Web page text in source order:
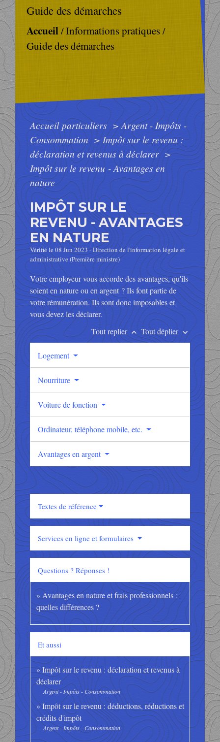
Guide des démarches
Accueil/Informations pratiques/
Guide des démarches
Accueil particuliers>Argent - Impôts -
Consommation>Impôt sur le revenu :
déclaration et revenus à déclarer>
Impôt sur le revenu - Avantages en
nature
IMPÔT SUR LE
REVENU - AVANTAGES
EN NATURE
Vérifié le 08 Jun 2023 - Direction de l'information légale et
administrative (Première ministre)
Votre employeur vous accorde des avantages, qu'ils
soient en nature ou en argent ? Ils font partie de
votre rémunération. Ils sont donc imposables et
vous devez les déclarer.
Tout replier keyboard_arrow_up Tout déplier keyboard_arrow_down
Logement
Nourriture
Voiture de fonction
Ordinateur, téléphone mobile, etc.
Avantages en argent
Textes de référence
Services en ligne et formulaires
Questions ? Réponses !
Avantages en nature et frais professionnels :
quelles différences ?
Et aussi
Impôt sur le revenu : déclaration et revenus à
déclarer
Argent - Impôts - Consommation
Impôt sur le revenu : déductions, réductions et
crédits d'impôt
Argent - Impôts - Consommation